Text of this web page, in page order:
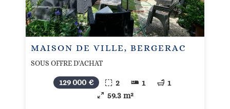
MAISON DE VILLE, BERGERAC
SOUS OFFRE D'ACHAT
129 000 € 2 1
1
59.3 m²